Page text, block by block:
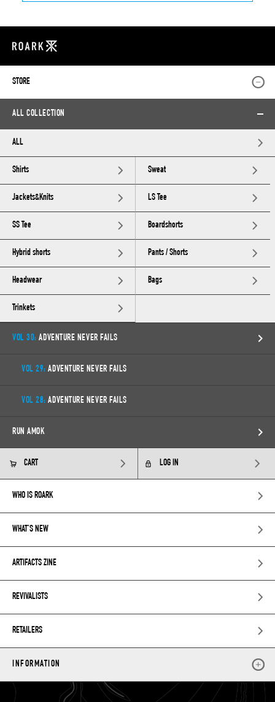
STORE
ALL COLLECTION
ALL
Shirts Sweat
Jackets&Knits LS Tee
SS Tee Boardshorts
Hybrid shorts Pants / Shorts
Headwear Bags
Trinkets
VOL 30: ADVENTURE NEVER FAILS
VOL 29: ADVENTURE NEVER FAILS
VOL 28: ADVENTURE NEVER FAILS
RUN AMOK
CART LOG IN
WHO IS ROARK
WHAT’S NEW
ARTIFACTS ZINE
REVIVALISTS
RETAILERS
INFORMATION